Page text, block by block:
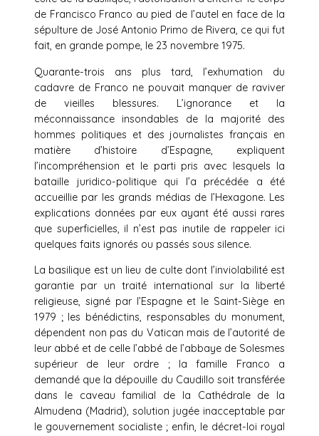
de Francisco Franco au pied de l’autel en face de la
sépulture de José Antonio Primo de Rivera, ce qui fut
fait, en grande pompe, le 23 novembre 1975.
Quarante-trois ans plus tard, l’exhumation du
cadavre de Franco ne pouvait manquer de raviver
de vieilles blessures. L’ignorance et la
méconnaissance insondables de la majorité des
hommes politiques et des journalistes français en
matière d’histoire d’Espagne, expliquent
l’incompréhension et le parti pris avec lesquels la
bataille juridico-politique qui l’a précédée a été
accueillie par les grands médias de l’Hexagone. Les
explications données par eux ayant été aussi rares
que superficielles, il n’est pas inutile de rappeler ici
quelques faits ignorés ou passés sous silence.
La basilique est un lieu de culte dont l’inviolabilité est
garantie par un traité international sur la liberté
religieuse, signé par l’Espagne et le Saint-Siège en
1979 ; les bénédictins, responsables du monument,
dépendent non pas du Vatican mais de l’autorité de
leur abbé et de celle l’abbé de l’abbaye de Solesmes
supérieur de leur ordre ; la famille Franco a
demandé que la dépouille du Caudillo soit transférée
dans le caveau familial de la Cathédrale de la
Almudena (Madrid), solution jugée inacceptable par
le gouvernement socialiste ; enfin, le décret-loi royal